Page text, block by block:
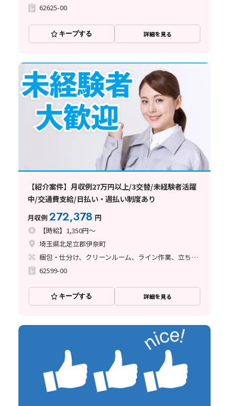
62625-00
キープする 詳細を見る
【紹介案件】月収例27万円以上/3交替/未経験者活躍
中/交通費支給/日払い・週払い制度あり
月収例272,378 円
【時給】1,350円～
埼玉県北足立郡伊奈町
梱包・仕分け、クリーンルーム、ライン作業、立ち作業
62599-00
キープする 詳細を見る